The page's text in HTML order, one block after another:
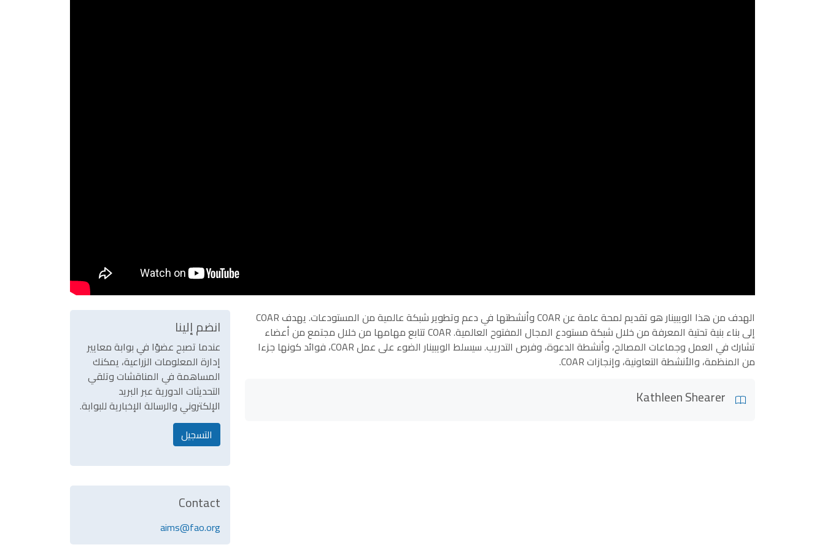
الهدف من هذا الويبينار هو تقديم لمحة عامة عن COAR وأنشطتها في دعم وتطوير شبكة عالمية من المستودعات. يهدف COAR
إلى بناء بنية تحتية المعرفة من خلال شبكة مستودع المجال المفتوح العالمية. COAR تتابع مهامها من خلال مجتمع من أعضاء
تشارك في العمل وجماعات المصالح، وأنشطة الدعوة، وفرص التدريب. سيسلط الويبينار الضوء على عمل COAR، فوائد كونها جزءا
من المنظمة، والأنشطة التعاونية، وإنجازات COAR.
Kathleen Shearer
انضم إلينا
عندما تصبح عضوًا في بوابة معايير
إدارة المعلومات الزراعية، يمكنك
المساهمة في المناقشات وتلقي
التحديثات الدورية عبر البريد
الإلكتروني والرسالة الإخبارية للبوابة.
التسجيل
Contact
aims@fao.org